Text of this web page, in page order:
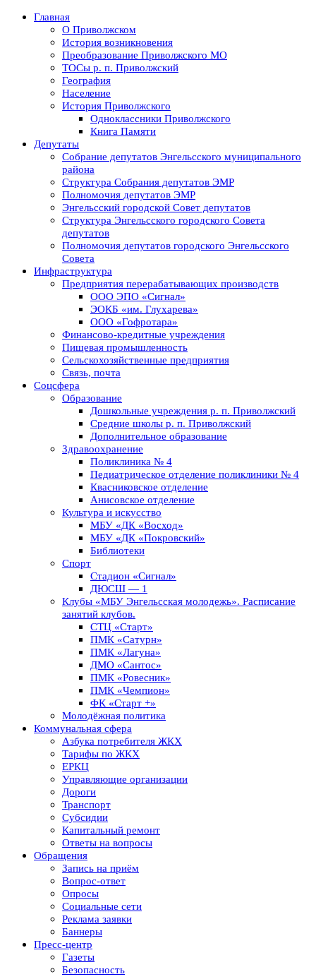
Главная
О Приволжском
История возникновения
Преобразование Приволжского МО
ТОСы р. п. Приволжский
География
Население
История Приволжского
Одноклассники Приволжского
Книга Памяти
Депутаты
Собрание депутатов Энгельсского муниципального
района
Структура Собрания депутатов ЭМР
Полномочия депутатов ЭМР
Энгельсский городской Совет депутатов
Структура Энгельсского городского Совета
депутатов
Полномочия депутатов городского Энгельсского
Совета
Инфраструктура
Предприятия перерабатывающих производств
ООО ЭПО «Сигнал»
ЭОКБ «им. Глухарева»
ООО «Гофротара»
Финансово-кредитные учреждения
Пищевая промышленность
Сельскохозяйственные предприятия
Связь, почта
Соцсфера
Образование
Дошкольные учреждения р. п. Приволжский
Средние школы р. п. Приволжский
Дополнительное образование
Здравоохранение
Поликлиника № 4
Педиатрическое отделение поликлиники № 4
Квасниковское отделение
Анисовское отделение
Культура и искусство
МБУ «ДК «Восход»
МБУ «ДК «Покровский»
Библиотеки
Спорт
Стадион «Сигнал»
ДЮСШ — 1
Клубы «МБУ Энгельсская молодежь». Расписание
занятий клубов.
СТЦ «Старт»
ПМК «Сатурн»
ПМК «Лагуна»
ДМО «Сантос»
ПМК «Ровесник»
ПМК «Чемпион»
ФК «Старт +»
Молодёжная политика
Коммунальная сфера
Азбука потребителя ЖКХ
Тарифы по ЖКХ
ЕРКЦ
Управляющие организации
Дороги
Транспорт
Субсидии
Капитальный ремонт
Ответы на вопросы
Обращения
Запись на приём
Вопрос-ответ
Опросы
Социальные сети
Реклама заявки
Баннеры
Пресс-центр
Газеты
Безопасность